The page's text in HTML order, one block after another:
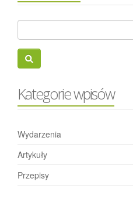
Kategorie wpisów
Wydarzenia
Artykuły
Przepisy